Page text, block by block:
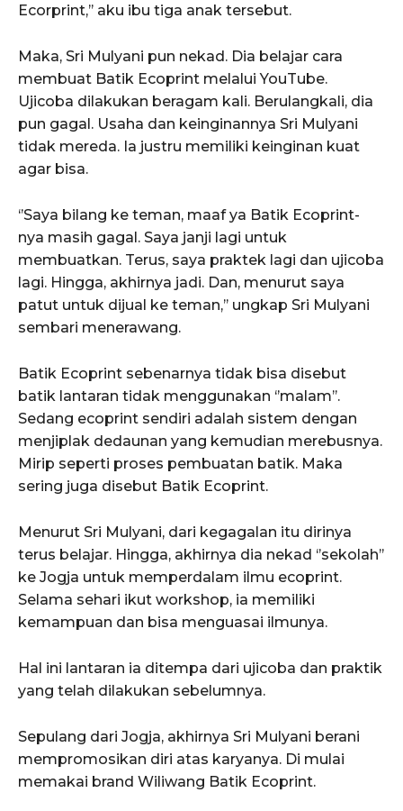
Ecorprint,’’ aku ibu tiga anak tersebut.
Maka, Sri Mulyani pun nekad. Dia belajar cara
membuat Batik Ecoprint melalui YouTube.
Ujicoba dilakukan beragam kali. Berulangkali, dia
pun gagal. Usaha dan keinginannya Sri Mulyani
tidak mereda. Ia justru memiliki keinginan kuat
agar bisa.
‘’Saya bilang ke teman, maaf ya Batik Ecoprint-
nya masih gagal. Saya janji lagi untuk
membuatkan. Terus, saya praktek lagi dan ujicoba
lagi. Hingga, akhirnya jadi. Dan, menurut saya
patut untuk dijual ke teman,’’ ungkap Sri Mulyani
sembari menerawang.
Batik Ecoprint sebenarnya tidak bisa disebut
batik lantaran tidak menggunakan ‘’malam’’.
Sedang ecoprint sendiri adalah sistem dengan
menjiplak dedaunan yang kemudian merebusnya.
Mirip seperti proses pembuatan batik. Maka
sering juga disebut Batik Ecoprint.
Menurut Sri Mulyani, dari kegagalan itu dirinya
terus belajar. Hingga, akhirnya dia nekad ‘’sekolah’’
ke Jogja untuk memperdalam ilmu ecoprint.
Selama sehari ikut workshop, ia memiliki
kemampuan dan bisa menguasai ilmunya.
Hal ini lantaran ia ditempa dari ujicoba dan praktik
yang telah dilakukan sebelumnya.
Sepulang dari Jogja, akhirnya Sri Mulyani berani
mempromosikan diri atas karyanya. Di mulai
memakai brand Wiliwang Batik Ecoprint.